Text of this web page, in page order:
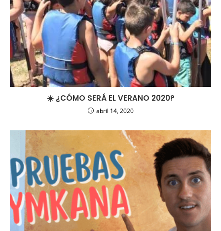
☀️ ¿CÓMO SERÁ EL VERANO 2020?
abril 14, 2020